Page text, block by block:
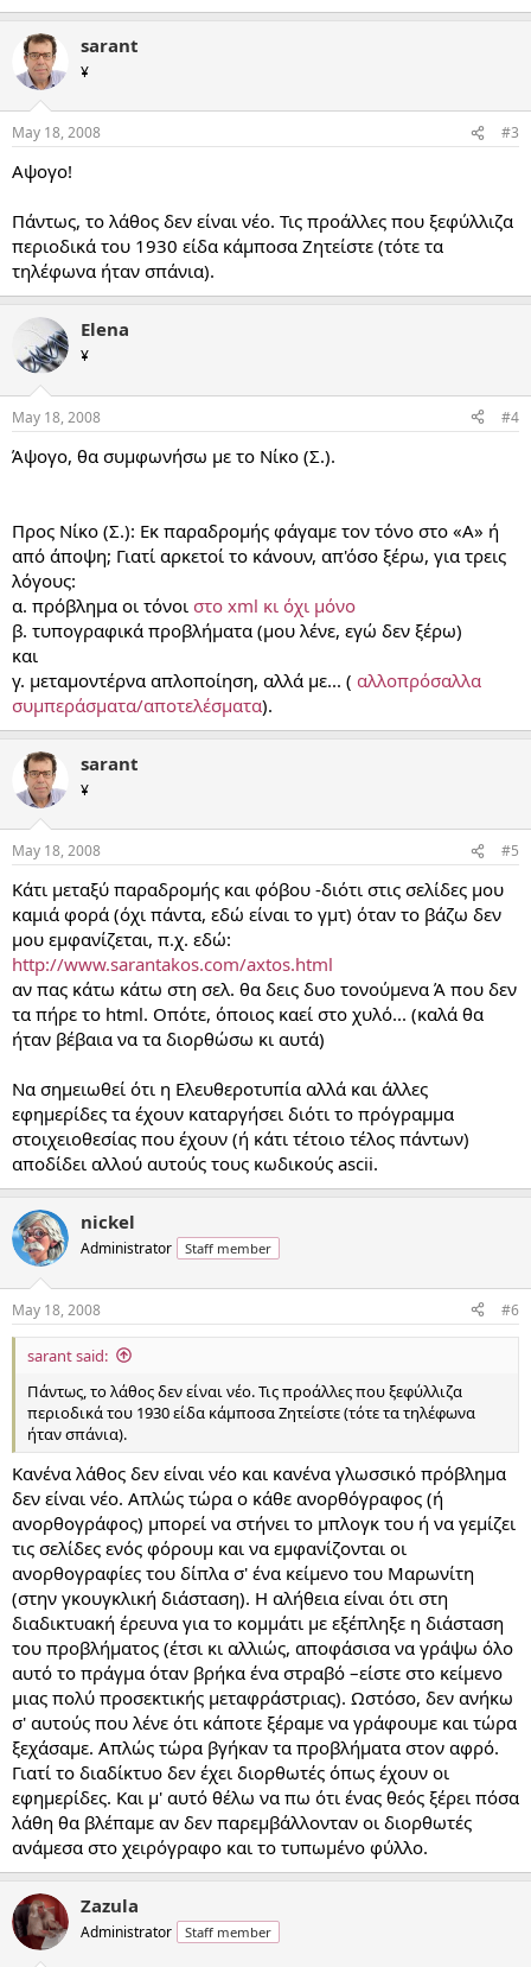
sarant
¥
May 18, 2008 #3
Αψογο!
Πάντως, το λάθος δεν είναι νέο. Τις προάλλες που ξεφύλλιζα
περιοδικά του 1930 είδα κάμποσα Ζητείστε (τότε τα
τηλέφωνα ήταν σπάνια).
Elena
¥
May 18, 2008 #4
Άψογο, θα συμφωνήσω με το Νίκο (Σ.).
Προς Νίκο (Σ.): Εκ παραδρομής φάγαμε τον τόνο στο «Α» ή
από άποψη; Γιατί αρκετοί το κάνουν, απ'όσο ξέρω, για τρεις
λόγους:
α. πρόβλημα οι τόνοι στο xml κι όχι μόνο
β. τυπογραφικά προβλήματα (μου λένε, εγώ δεν ξέρω)
και
γ. μεταμοντέρνα απλοποίηση, αλλά με... ( αλλοπρόσαλλα
συμπεράσματα/αποτελέσματα).
sarant
¥
May 18, 2008 #5
Κάτι μεταξύ παραδρομής και φόβου -διότι στις σελίδες μου
καμιά φορά (όχι πάντα, εδώ είναι το γμτ) όταν το βάζω δεν
μου εμφανίζεται, π.χ. εδώ:
http://www.sarantakos.com/axtos.html
αν πας κάτω κάτω στη σελ. θα δεις δυο τονούμενα Ά που δεν
τα πήρε το html. Οπότε, όποιος καεί στο χυλό... (καλά θα
ήταν βέβαια να τα διορθώσω κι αυτά)
Να σημειωθεί ότι η Ελευθεροτυπία αλλά και άλλες
εφημερίδες τα έχουν καταργήσει διότι το πρόγραμμα
στοιχειοθεσίας που έχουν (ή κάτι τέτοιο τέλος πάντων)
αποδίδει αλλού αυτούς τους κωδικούς ascii.
nickel
Administrator Staff member
May 18, 2008 #6
sarant said:
Πάντως, το λάθος δεν είναι νέο. Τις προάλλες που ξεφύλλιζα
περιοδικά του 1930 είδα κάμποσα Ζητείστε (τότε τα τηλέφωνα
ήταν σπάνια).
Κανένα λάθος δεν είναι νέο και κανένα γλωσσικό πρόβλημα
δεν είναι νέο. Απλώς τώρα ο κάθε ανορθόγραφος (ή
ανορθογράφος) μπορεί να στήνει το μπλογκ του ή να γεμίζει
τις σελίδες ενός φόρουμ και να εμφανίζονται οι
ανορθογραφίες του δίπλα σ' ένα κείμενο του Μαρωνίτη
(στην γκουγκλική διάσταση). Η αλήθεια είναι ότι στη
διαδικτυακή έρευνα για το κομμάτι με εξέπληξε η διάσταση
του προβλήματος (έτσι κι αλλιώς, αποφάσισα να γράψω όλο
αυτό το πράγμα όταν βρήκα ένα στραβό –είστε στο κείμενο
μιας πολύ προσεκτικής μεταφράστριας). Ωστόσο, δεν ανήκω
σ' αυτούς που λένε ότι κάποτε ξέραμε να γράφουμε και τώρα
ξεχάσαμε. Απλώς τώρα βγήκαν τα προβλήματα στον αφρό.
Γιατί το διαδίκτυο δεν έχει διορθωτές όπως έχουν οι
εφημερίδες. Και μ' αυτό θέλω να πω ότι ένας θεός ξέρει πόσα
λάθη θα βλέπαμε αν δεν παρεμβάλλονταν οι διορθωτές
ανάμεσα στο χειρόγραφο και το τυπωμένο φύλλο.
Zazula
Administrator Staff member